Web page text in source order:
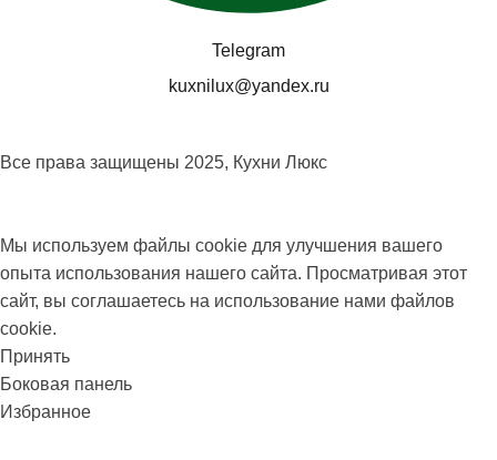
Telegram
kuxnilux@yandex.ru
Все права защищены 2025, Кухни Люкс
Мы используем файлы cookie для улучшения вашего
опыта использования нашего сайта. Просматривая этот
сайт, вы соглашаетесь на использование нами файлов
cookie.
Принять
Боковая панель
Избранное